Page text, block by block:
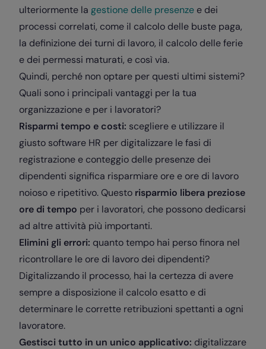
ulteriormente la gestione delle presenze e dei
processi correlati, come il calcolo delle buste paga,
la definizione dei turni di lavoro, il calcolo delle ferie
e dei permessi maturati, e così via.
Quindi, perché non optare per questi ultimi sistemi?
Quali sono i principali vantaggi per la tua
organizzazione e per i lavoratori?
Risparmi tempo e costi: scegliere e utilizzare il
giusto software HR per digitalizzare le fasi di
registrazione e conteggio delle presenze dei
dipendenti significa risparmiare ore e ore di lavoro
noioso e ripetitivo. Questo risparmio libera preziose
ore di tempo per i lavoratori, che possono dedicarsi
ad altre attività più importanti.
Elimini gli errori: quanto tempo hai perso finora nel
ricontrollare le ore di lavoro dei dipendenti?
Digitalizzando il processo, hai la certezza di avere
sempre a disposizione il calcolo esatto e di
determinare le corrette retribuzioni spettanti a ogni
lavoratore.
Gestisci tutto in un unico applicativo: digitalizzare